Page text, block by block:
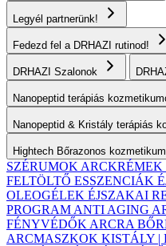
Legyél partnerünk!
Fedezd fel a DRHAZI rutinod!
DRHAZI Szalonok
Nanopeptid terápiás
Nanopeptid & Kristály terápiás
Hightech Bőrazonos
SZÉRUMOK ARCKRÉMEK
FELTÖLTŐ ESSZENCIÁK
OLEOGÉLEK ÉJSZAKAI
PROGRAM ANTI AGING
FÉNYVÉDŐK ARCRA
ARCMASZKOK KISTÁLY |